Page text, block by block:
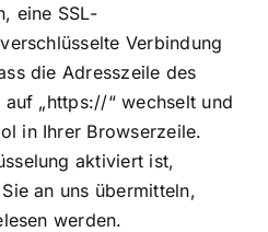
eine SSL-
Verbindung
die Adresszeile des
„https://“ wechselt und
in Ihrer Browserzeile.
aktiviert ist,
an uns übermitteln,
werden.